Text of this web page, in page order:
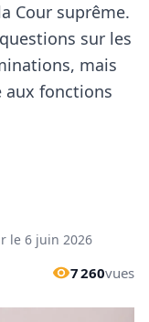
Cour suprême.
sur les
mais
aux fonctions
le 6 juin 2026
7 260vues